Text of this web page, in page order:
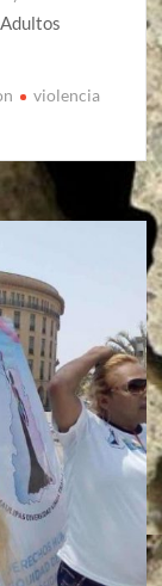
violencia